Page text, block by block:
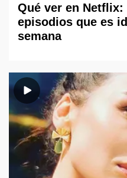
Qué ver en
episodios que es
semana